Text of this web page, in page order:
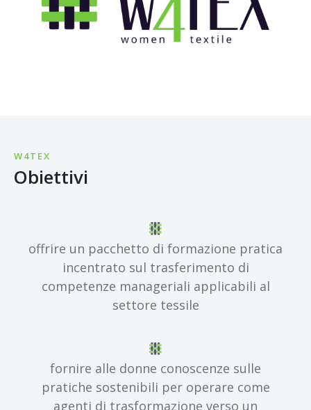
W4TEX
Obiettivi
offrire un pacchetto di formazione pratica
incentrato sul trasferimento di
competenze manageriali applicabili al
settore tessile
fornire alle donne conoscenze sulle
pratiche sostenibili per operare come
agenti di trasformazione verso un